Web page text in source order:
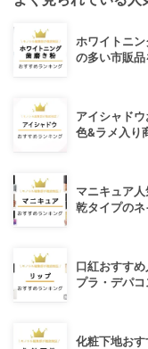
ホワイトニ
の多い市販品
アイシャド
色&ラメ入り
マニキュア
乾タイプのネ
口紅おすす
プラ・デパコ
化粧下地お